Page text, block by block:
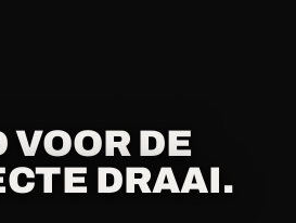
DE
DRAAI.